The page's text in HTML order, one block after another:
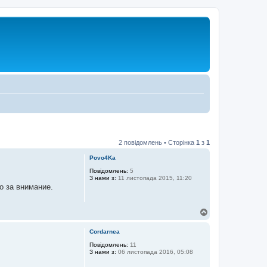
2 повідомлень • Сторінка 1 з 1
Povo4Ka
Повідомлень: 5
З нами з: 11 листопада 2015, 11:20
за внимание.
Cordarnea
Повідомлень: 11
З нами з: 06 листопада 2016, 05:08